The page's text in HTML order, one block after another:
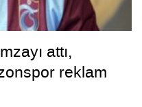
attı,
reklam